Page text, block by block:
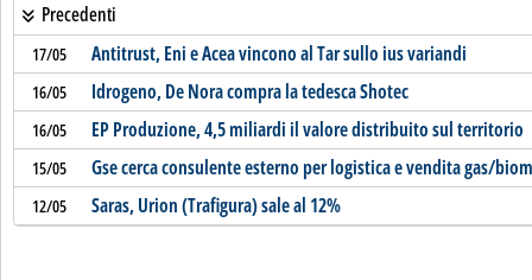
Precedenti
17/05 Antitrust, Eni e Acea vincono al Tar sullo ius variandi
16/05 Idrogeno, De Nora compra la tedesca Shotec
16/05 EP Produzione, 4,5 miliardi il valore distribuito sul territorio
15/05 Gse cerca consulente esterno per logistica e vendita gas/
12/05 Saras, Urion (Trafigura) sale al 12%